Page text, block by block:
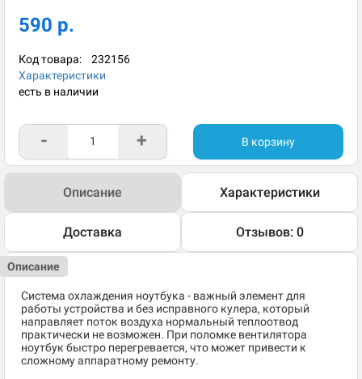
590 р.
Код товара: 232156
Характеристики
есть в наличии
- + В корзину
Описание Характеристики
Доставка Отзывов: 0
Описание
Система охлаждения ноутбука - важный элемент для
работы устройства и без исправного кулера, который
направляет поток воздуха нормальный теплоотвод
практически не возможен. При поломке вентилятора
ноутбук быстро перегревается, что может привести к
сложному аппаратному ремонту.